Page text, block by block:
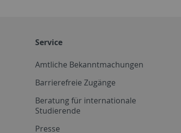
Service
Amtliche Bekanntmachungen
Barrierefreie Zugänge
Beratung für internationale
Studierende
Presse